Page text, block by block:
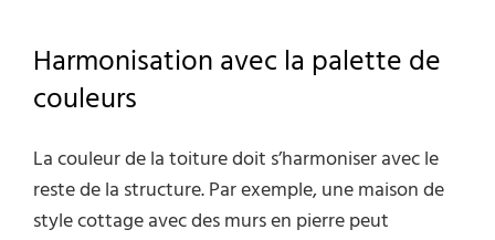
Harmonisation avec la palette de
couleurs
La couleur de la toiture doit s’harmoniser avec le
reste de la structure. Par exemple, une maison de
style cottage avec des murs en pierre peut